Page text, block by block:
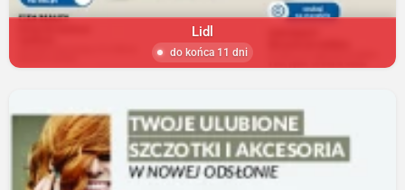
Lidl
do końca 11 dni